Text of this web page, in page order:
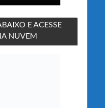
E ACESSE
NUVEM